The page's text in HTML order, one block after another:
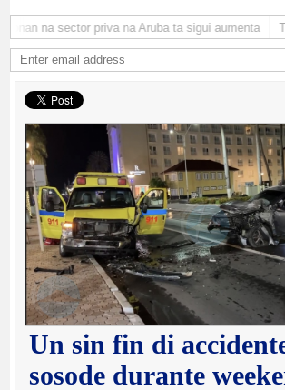
na sector priva na Aruba ta sigui aumenta
Un sin fin di
sosode durante